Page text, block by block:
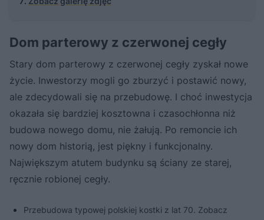
Dom parterowy z czerwonej cegły
Stary dom parterowy z czerwonej cegły zyskał nowe
życie. Inwestorzy mogli go zburzyć i postawić nowy,
ale zdecydowali się na przebudowę. I choć inwestycja
okazała się bardziej kosztowna i czasochłonna niż
budowa nowego domu, nie żałują. Po remoncie ich
nowy dom historią, jest piękny i funkcjonalny.
Największym atutem budynku są ściany ze starej,
ręcznie robionej cegły.
Przebudowa typowej polskiej kostki z lat 70. Zobacz